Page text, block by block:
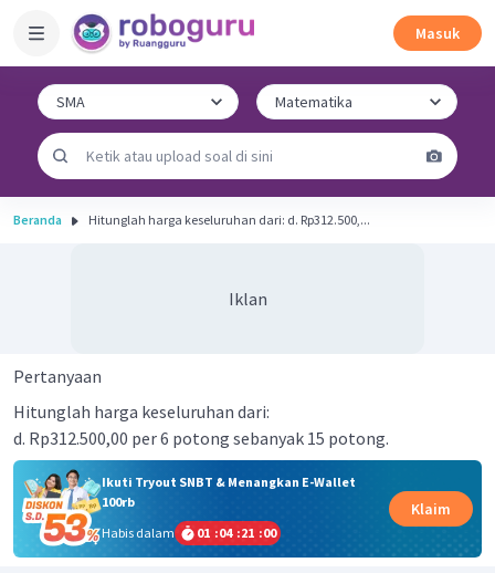
Masuk
Beranda Hitunglah harga keseluruhan dari: d. Rp312.500,...
Iklan
Pertanyaan
Hitunglah harga keseluruhan dari:
d. Rp312.500,00 per 6 potong sebanyak 15 potong.
Ikuti Tryout SNBT & Menangkan E-Wallet
100rb
Habis dalam
01 :04 :21 :00
Klaim